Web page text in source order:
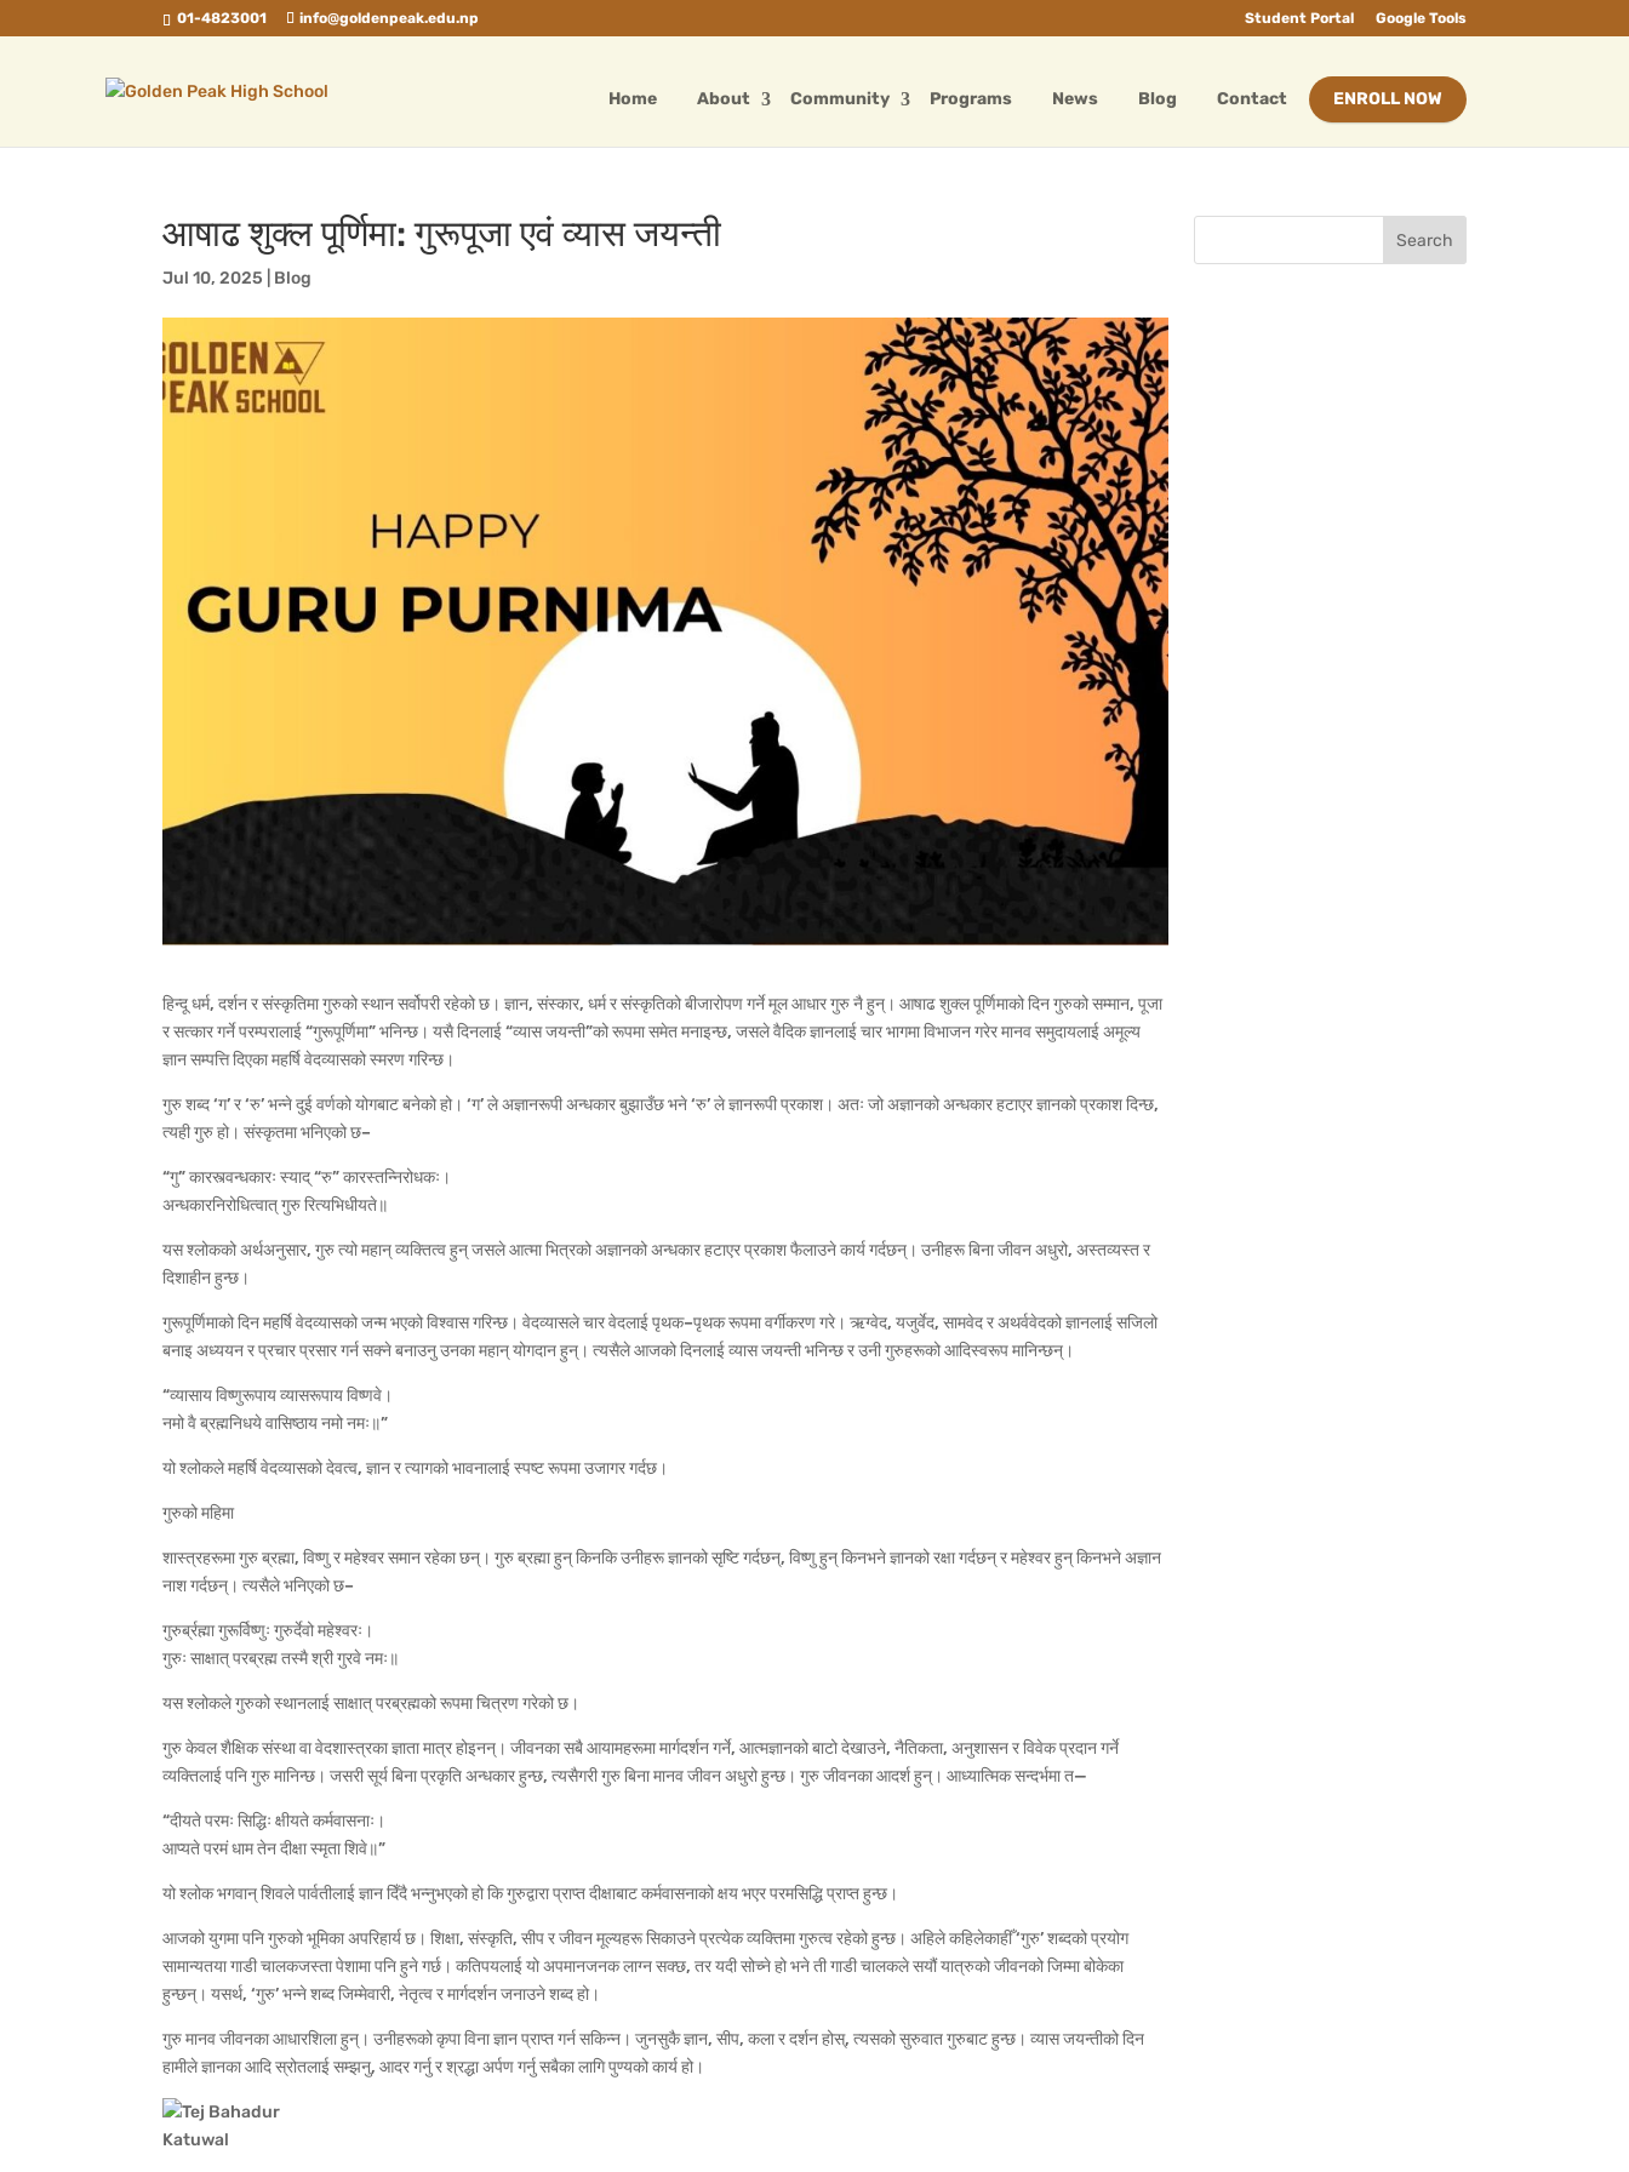
01-4823001 info@goldenpeak.edu.np Student Portal Google Tools
Home About Community Programs News Blog Contact ENROLL NOW
आषाढ शुक्ल पूर्णिमा: गुरूपूजा एवं व्यास जयन्ती
Jul 10, 2025 Blog
हिन्दू धर्म, दर्शन र संस्कृतिमा गुरुको स्थान सर्वोपरी रहेको छ। ज्ञान, संस्कार, धर्म र संस्कृतिको बीजारोपण गर्ने मूल आधार गुरु नै हुन्। आषाढ शुक्ल पूर्णिमाको दिन गुरुको सम्मान, पूजा
र सत्कार गर्ने परम्परालाई “गुरूपूर्णिमा” भनिन्छ। यसै दिनलाई “व्यास जयन्ती”को रूपमा समेत मनाइन्छ, जसले वैदिक ज्ञानलाई चार भागमा विभाजन गरेर मानव समुदायलाई अमूल्य
ज्ञान सम्पत्ति दिएका महर्षि वेदव्यासको स्मरण गरिन्छ।
गुरु शब्द ‘ग’ र ‘रु’ भन्ने दुई वर्णको योगबाट बनेको हो। ‘ग’ ले अज्ञानरूपी अन्धकार बुझाउँछ भने ‘रु’ ले ज्ञानरूपी प्रकाश। अतः जो अज्ञानको अन्धकार हटाएर ज्ञानको प्रकाश दिन्छ,
त्यही गुरु हो। संस्कृतमा भनिएको छ–
“गु” कारस्त्वन्धकारः स्याद् “रु” कारस्तन्निरोधकः।
अन्धकारनिरोधित्वात् गुरु रित्यभिधीयते॥
यस श्लोकको अर्थअनुसार, गुरु त्यो महान् व्यक्तित्व हुन् जसले आत्मा भित्रको अज्ञानको अन्धकार हटाएर प्रकाश फैलाउने कार्य गर्दछन्। उनीहरू बिना जीवन अधुरो, अस्तव्यस्त र
दिशाहीन हुन्छ।
गुरूपूर्णिमाको दिन महर्षि वेदव्यासको जन्म भएको विश्वास गरिन्छ। वेदव्यासले चार वेदलाई पृथक–पृथक रूपमा वर्गीकरण गरे। ऋग्वेद, यजुर्वेद, सामवेद र अथर्ववेदको ज्ञानलाई सजिलो
बनाइ अध्ययन र प्रचार प्रसार गर्न सक्ने बनाउनु उनका महान् योगदान हुन्। त्यसैले आजको दिनलाई व्यास जयन्ती भनिन्छ र उनी गुरुहरूको आदिस्वरूप मानिन्छन्।
“व्यासाय विष्णुरूपाय व्यासरूपाय विष्णवे।
नमो वै ब्रह्मनिधये वासिष्ठाय नमो नमः॥”
यो श्लोकले महर्षि वेदव्यासको देवत्व, ज्ञान र त्यागको भावनालाई स्पष्ट रूपमा उजागर गर्दछ।
गुरुको महिमा
शास्त्रहरूमा गुरु ब्रह्मा, विष्णु र महेश्वर समान रहेका छन्। गुरु ब्रह्मा हुन् किनकि उनीहरू ज्ञानको सृष्टि गर्दछन्, विष्णु हुन् किनभने ज्ञानको रक्षा गर्दछन् र महेश्वर हुन् किनभने अज्ञान
नाश गर्दछन्। त्यसैले भनिएको छ–
गुरुर्ब्रह्मा गुरूर्विष्णुः गुरुर्देवो महेश्वरः।
गुरुः साक्षात् परब्रह्म तस्मै श्री गुरवे नमः॥
यस श्लोकले गुरुको स्थानलाई साक्षात् परब्रह्मको रूपमा चित्रण गरेको छ।
गुरु केवल शैक्षिक संस्था वा वेदशास्त्रका ज्ञाता मात्र होइनन्। जीवनका सबै आयामहरूमा मार्गदर्शन गर्ने, आत्मज्ञानको बाटो देखाउने, नैतिकता, अनुशासन र विवेक प्रदान गर्ने
व्यक्तिलाई पनि गुरु मानिन्छ। जसरी सूर्य बिना प्रकृति अन्धकार हुन्छ, त्यसैगरी गुरु बिना मानव जीवन अधुरो हुन्छ। गुरु जीवनका आदर्श हुन्। आध्यात्मिक सन्दर्भमा त—
“दीयते परमः सिद्धिः क्षीयते कर्मवासनाः।
आप्यते परमं धाम तेन दीक्षा स्मृता शिवे॥”
यो श्लोक भगवान् शिवले पार्वतीलाई ज्ञान दिँदै भन्नुभएको हो कि गुरुद्वारा प्राप्त दीक्षाबाट कर्मवासनाको क्षय भएर परमसिद्धि प्राप्त हुन्छ।
आजको युगमा पनि गुरुको भूमिका अपरिहार्य छ। शिक्षा, संस्कृति, सीप र जीवन मूल्यहरू सिकाउने प्रत्येक व्यक्तिमा गुरुत्व रहेको हुन्छ। अहिले कहिलेकाहीँ ‘गुरु’ शब्दको प्रयोग
सामान्यतया गाडी चालकजस्ता पेशामा पनि हुने गर्छ। कतिपयलाई यो अपमानजनक लाग्न सक्छ, तर यदी सोच्ने हो भने ती गाडी चालकले सयौं यात्रुको जीवनको जिम्मा बोकेका
हुन्छन्। यसर्थ, ‘गुरु’ भन्ने शब्द जिम्मेवारी, नेतृत्व र मार्गदर्शन जनाउने शब्द हो।
गुरु मानव जीवनका आधारशिला हुन्। उनीहरूको कृपा विना ज्ञान प्राप्त गर्न सकिन्न। जुनसुकै ज्ञान, सीप, कला र दर्शन होस्, त्यसको सुरुवात गुरुबाट हुन्छ। व्यास जयन्तीको दिन
हामीले ज्ञानका आदि स्रोतलाई सम्झनु, आदर गर्नु र श्रद्धा अर्पण गर्नु सबैका लागि पुण्यको कार्य हो।